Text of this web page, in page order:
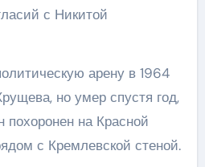
с Никитой
арену в 1964
но умер спустя год,
похоронен на Красной
с Кремлевской стеной.